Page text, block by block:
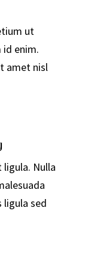
ut
id enim.
amet nisl
Nulla
ligula sed